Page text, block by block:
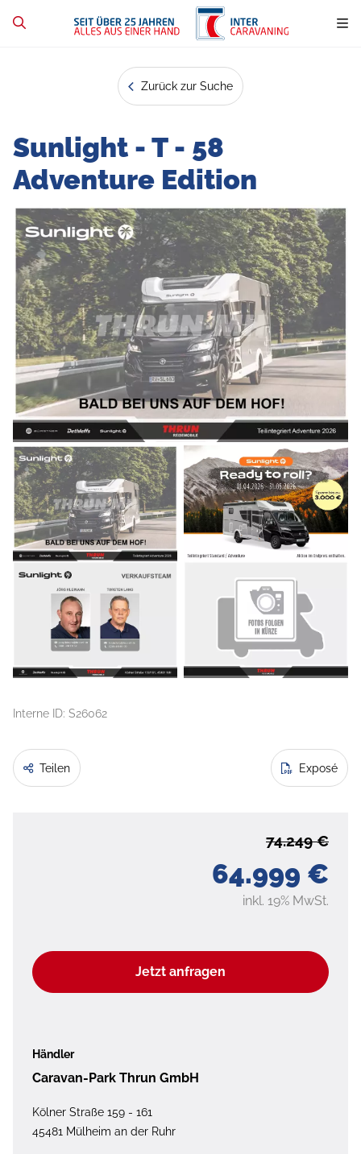
Zurück zur Suche
Sunlight - T - 58
Adventure Edition
Interne ID: S26062
Teilen Exposé
64.999 €
74.249 €
inkl. 19% MwSt.
Jetzt anfragen
Händler
Caravan-Park Thrun GmbH
Kölner Straße 159 - 161
45481 Mülheim an der Ruhr